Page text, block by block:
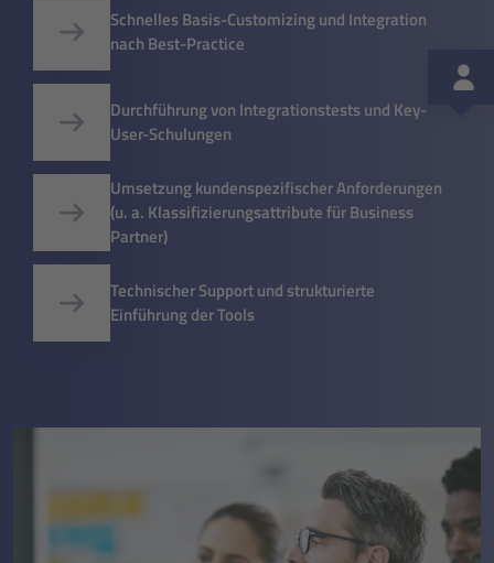
Schnelles Basis-Customizing und Integration
nach Best-Practice
Durchführung von Integrationstests und Key-
User-Schulungen
Umsetzung kundenspezifischer Anforderungen
(u. a. Klassifizierungsattribute für Business
Partner)
Technischer Support und strukturierte
Einführung der Tools